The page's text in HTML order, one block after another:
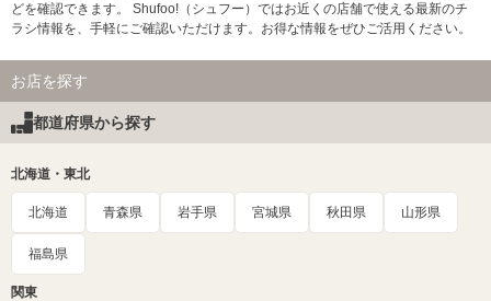
どを確認できます。 Shufoo!（シュフー）ではお近くの店舗で使える最新のチ
ラシ情報を、手軽にご確認いただけます。お得な情報をぜひご活用ください。
お店を探す
都道府県から探す
北海道・東北
北海道 青森県 岩手県 宮城県 秋田県 山形県
福島県
関東